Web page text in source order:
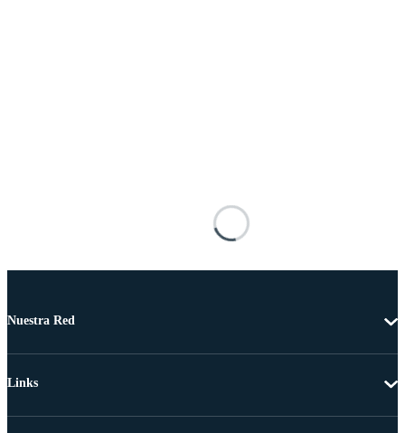
Nuestra Red
Links